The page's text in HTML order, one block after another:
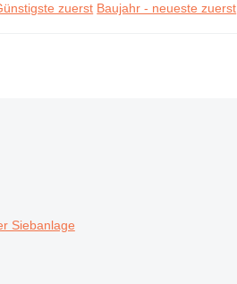
zuerst Baujahr - neueste zuerst
Siebanlage